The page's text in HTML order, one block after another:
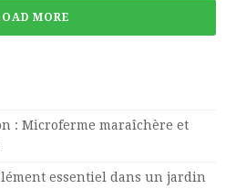
MORE
: Microferme maraîchère et
essentiel dans un jardin